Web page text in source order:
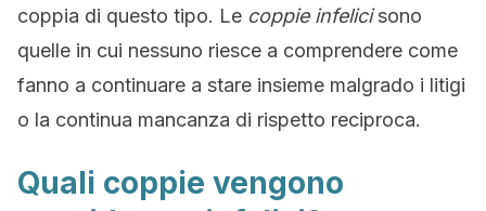
coppia di questo tipo. Le coppie infelicisono
quelle in cui nessuno riesce a comprendere come
fanno a continuare a stare insieme malgrado i litigi
o la continua mancanza di rispetto reciproca.
Quali coppie vengono